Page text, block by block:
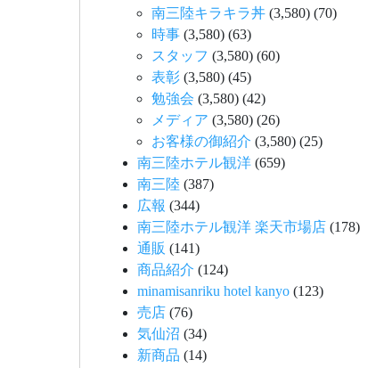
南三陸キラキラ丼 (3,580) (70)
時事 (3,580) (63)
スタッフ (3,580) (60)
表彰 (3,580) (45)
勉強会 (3,580) (42)
メディア (3,580) (26)
お客様の御紹介 (3,580) (25)
南三陸ホテル観洋 (659)
南三陸 (387)
広報 (344)
南三陸ホテル観洋 楽天市場店 (178)
通販 (141)
商品紹介 (124)
minamisanriku hotel kanyo (123)
売店 (76)
気仙沼 (34)
新商品 (14)